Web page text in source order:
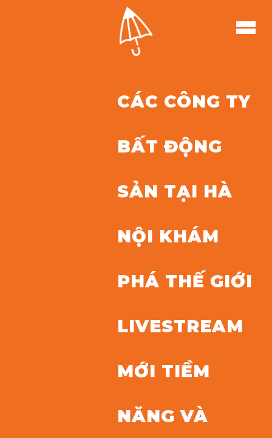
CÁC CÔNG TY
BẤT ĐỘNG
SẢN TẠI HÀ
NỘI KHÁM
PHÁ THẾ GIỚI
LIVESTREAM
MỚI TIỀM
NĂNG VÀ